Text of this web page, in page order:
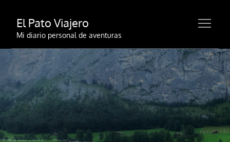
content
El Pato Viajero
Mi diario personal de aventuras